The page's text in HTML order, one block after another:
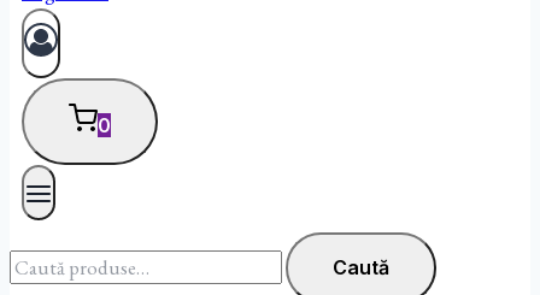
0
Caută
după:
Caută